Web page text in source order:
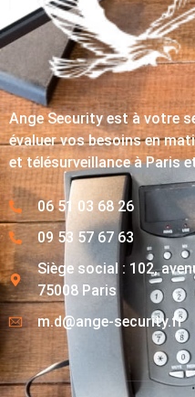
Ange Security est à votre
évaluer vos besoins en
et télésurveillance à Paris
06 51 03 68 26
09 53 57 67 63
Siège social : 102,
75008 Paris
m.d@ange-security.fr